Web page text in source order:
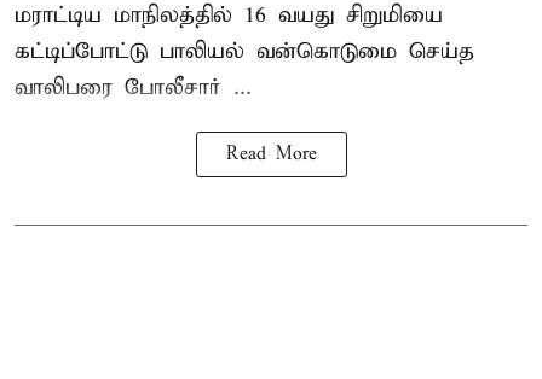
மராட்டிய மாநிலத்தில் 16 வயது சிறுமியை
கட்டிப்போட்டு பாலியல் வன்கொடுமை செய்த
வாலிபரை போலீசார் ...
Read More